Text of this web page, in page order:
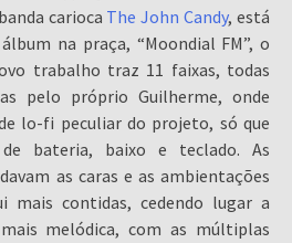
carioca The John Candy, está
na praça, “Moondial FM”, o
trabalho traz 11 faixas, todas
pelo próprio Guilherme, onde
lo-fi peculiar do projeto, só que
bateria, baixo e teclado. As
as caras e as ambientações
mais contidas, cedendo lugar a
melódica, com as múltiplas